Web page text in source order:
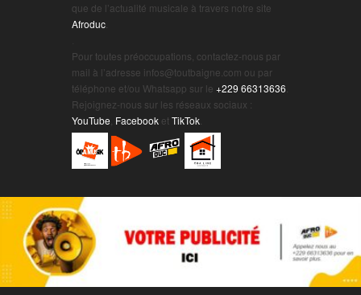
que de l’actualité musicale à travers notre site
Afroduc
Pour toutes préoccupations, contactez-nous par
mail à l’adresse infos@toutbaigne.com ou par
téléphone et/ou Whatsapp sur le +229 66313636
Rejoignez-nous sur les réseaux sociaux :
YouTube Facebook etTikTok